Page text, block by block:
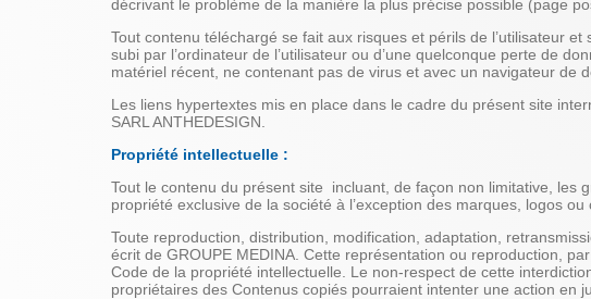
décrivant le problème de la manière la plus précise possible (page
Tout contenu téléchargé se fait aux risques et périls de l’utilisateur
subi par l’ordinateur de l’utilisateur ou d’une quelconque perte de
matériel récent, ne contenant pas de virus et avec un navigateur de
Les liens hypertextes mis en place dans le cadre du présent site
SARL ANTHEDESIGN.
Propriété intellectuelle :
Tout le contenu du présent site incluant, de façon non limitative, les
propriété exclusive de la société à l’exception des marques, logos
Toute reproduction, distribution, modification, adaptation,
écrit de GROUPE MEDINA. Cette représentation ou reproduction,
Code de la propriété intellectuelle. Le non-respect de cette
propriétaires des Contenus copiés pourraient intenter une action en